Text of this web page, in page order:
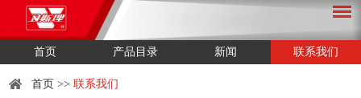
首页 产品目录 新闻 联系我们
首页 >>联系我们